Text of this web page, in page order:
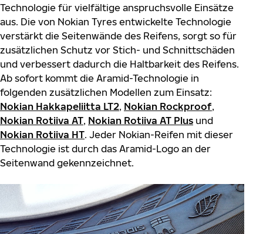
Technologie für vielfältige anspruchsvolle Einsätze
aus. Die von Nokian Tyres entwickelte Technologie
verstärkt die Seitenwände des Reifens, sorgt so für
zusätzlichen Schutz vor Stich- und Schnittschäden
und verbessert dadurch die Haltbarkeit des Reifens.
Ab sofort kommt die Aramid-Technologie in
folgenden zusätzlichen Modellen zum Einsatz:
Nokian Hakkapeliitta LT2, Nokian Rockproof,
Nokian Rotiiva AT, Nokian Rotiiva AT Plus und
Nokian Rotiiva HT. Jeder Nokian-Reifen mit dieser
Technologie ist durch das Aramid-Logo an der
Seitenwand gekennzeichnet.